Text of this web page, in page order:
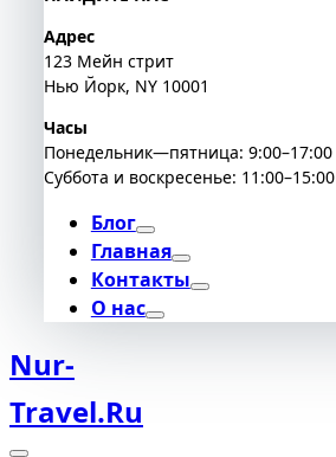
Адрес
123 Мейн стрит
Нью Йорк, NY 10001
Часы
Понедельник—пятница: 9:00–17:00
Суббота и воскресенье: 11:00–15:00
Блог
Главная
Контакты
О нас
Nur-
Travel.ru